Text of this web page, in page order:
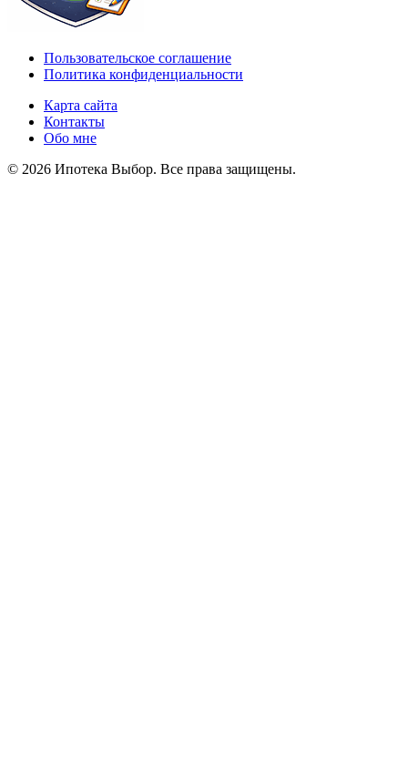
Пользовательское соглашение
Политика конфиденциальности
Карта сайта
Контакты
Обо мне
© 2026 Ипотека Выбор. Все права защищены.